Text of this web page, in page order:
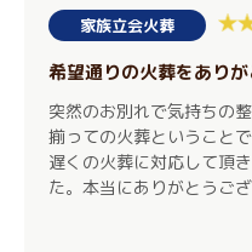
家族立会火葬
希望通りの火葬をありが
突然のお別れで気持ちの
揃っての火葬ということ
遅くの火葬に対応して頂
た。本当にありがとうござ